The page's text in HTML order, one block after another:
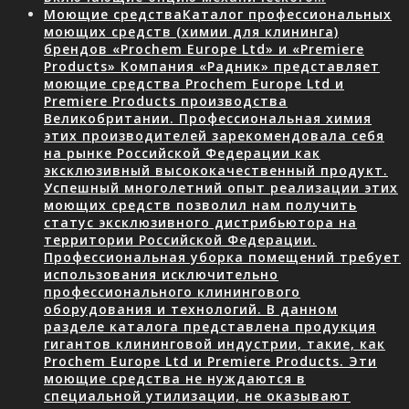
Моющие средстваКаталог профессиональных
моющих средств (химии для клининга)
брендов «Prochem Europe Ltd» и «Premiere
Products» Компания «Радник» представляет
моющие средства Prochem Europe Ltd и
Premiere Products производства
Великобритании. Профессиональная химия
этих производителей зарекомендовала себя
на рынке Российской Федерации как
эксклюзивный высококачественный продукт.
Успешный многолетний опыт реализации этих
моющих средств позволил нам получить
статус эксклюзивного дистрибьютора на
территории Российской Федерации.
Профессиональная уборка помещений требует
использования исключительно
профессионального клинингового
оборудования и технологий. В данном
разделе каталога представлена продукция
гигантов клининговой индустрии, такие, как
Prochem Europe Ltd и Premiere Products. Эти
моющие средства не нуждаются в
специальной утилизации, не оказывают